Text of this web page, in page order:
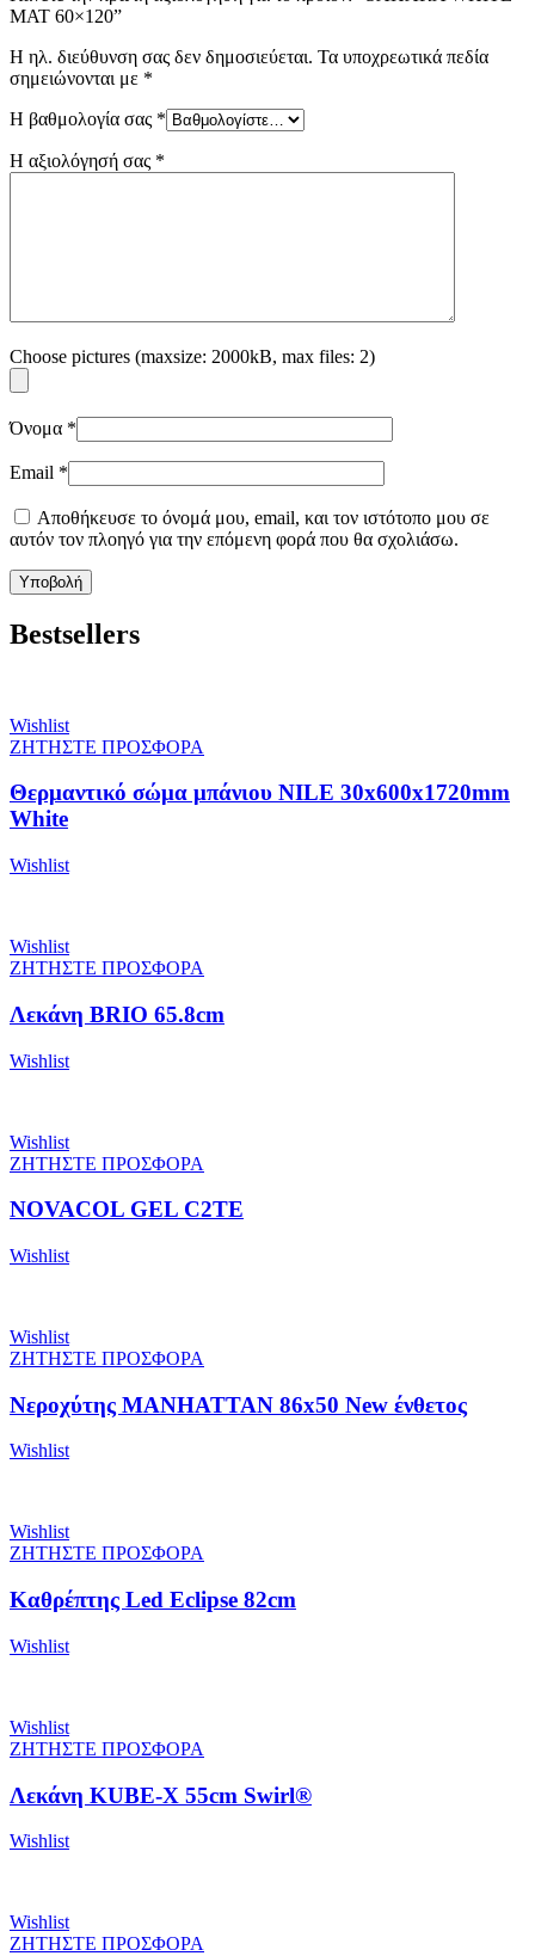
MAT 60×120”
Η ηλ. διεύθυνση σας δεν δημοσιεύεται. Τα υποχρεωτικά πεδία
σημειώνονται με *
Η βαθμολογία σας *
Η αξιολόγησή σας *
Choose pictures (maxsize: 2000kB, max files: 2)
Όνομα *
Email *
Αποθήκευσε το όνομά μου, email, και τον ιστότοπο μου σε
αυτόν τον πλοηγό για την επόμενη φορά που θα σχολιάσω.
Bestsellers
Wishlist
ΖΗΤΗΣΤΕ ΠΡΟΣΦΟΡΑ
Θερμαντικό σώμα μπάνιου NILE 30x600x1720mm
White
Wishlist
Wishlist
ΖΗΤΗΣΤΕ ΠΡΟΣΦΟΡΑ
Λεκάνη BRIO 65.8cm
Wishlist
Wishlist
ΖΗΤΗΣΤΕ ΠΡΟΣΦΟΡΑ
NOVACOL GEL C2TE
Wishlist
Wishlist
ΖΗΤΗΣΤΕ ΠΡΟΣΦΟΡΑ
Νεροχύτης MANHATTAN 86x50 New ένθετος
Wishlist
Wishlist
ΖΗΤΗΣΤΕ ΠΡΟΣΦΟΡΑ
Καθρέπτης Led Eclipse 82cm
Wishlist
Wishlist
ΖΗΤΗΣΤΕ ΠΡΟΣΦΟΡΑ
Λεκάνη KUBE-X 55cm Swirl®
Wishlist
Wishlist
ΖΗΤΗΣΤΕ ΠΡΟΣΦΟΡΑ